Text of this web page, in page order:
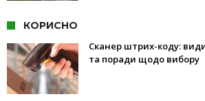
КОРИСНО
Сканер штрих-коду:
та поради щодо вибору